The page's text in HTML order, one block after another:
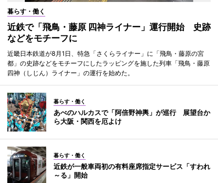
暮らす・働く
近鉄で「飛鳥・藤原 四神ライナー」運行開始 史跡
などをモチーフに
近畿日本鉄道が8月1日、特急「さくらライナー」に「飛鳥・藤原の宮
都」の史跡などをモチーフにしたラッピングを施した列車「飛鳥・藤原
四神（しじん）ライナー」の運行を始めた。
暮らす・働く
あべのハルカスで「阿倍野神輿」が巡行 展望台か
ら大阪・関西を厄よけ
暮らす・働く
近鉄が一般車両初の有料座席指定サービス「すわれ
～る」開始